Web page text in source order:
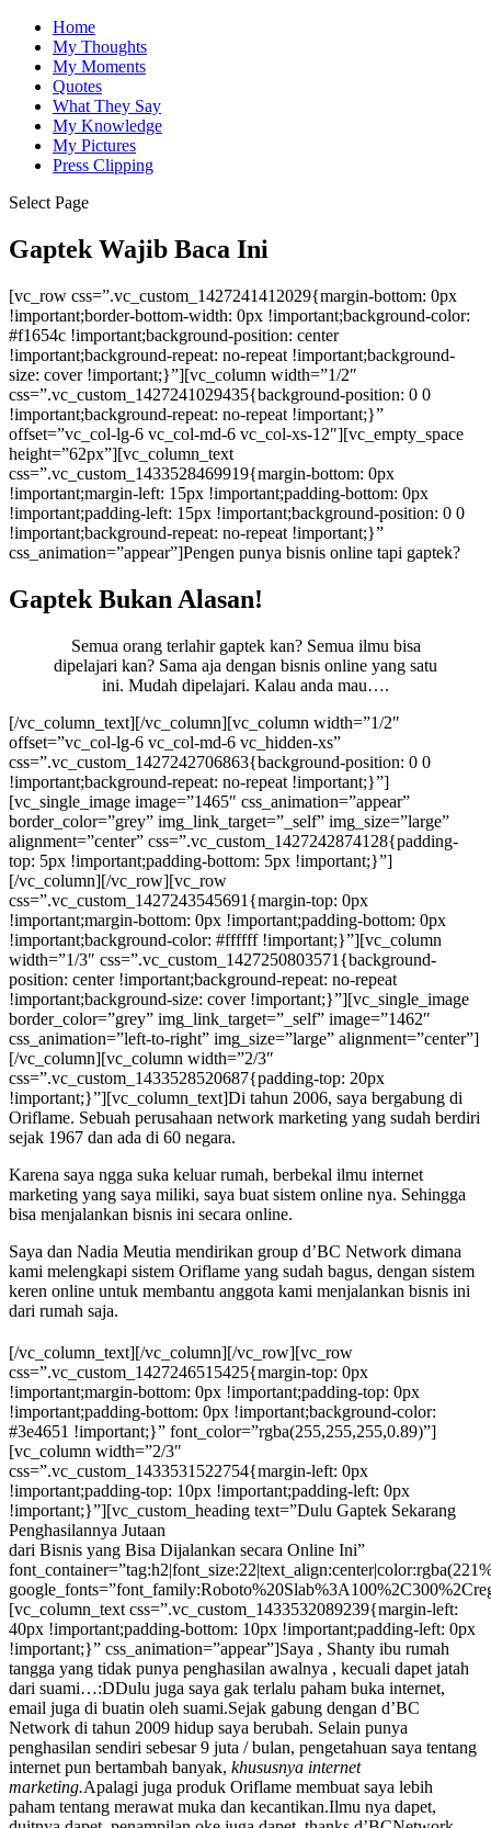
Home
My Thoughts
My Moments
Quotes
What They Say
My Knowledge
My Pictures
Press Clipping
Select Page
Gaptek Wajib Baca Ini
[vc_row css=”.vc_custom_1427241412029{margin-bottom: 0px
!important;border-bottom-width: 0px !important;background-color:
#f1654c !important;background-position: center
!important;background-repeat: no-repeat !important;background-
size: cover !important;}”][vc_column width=”1/2″
css=”.vc_custom_1427241029435{background-position: 0 0
!important;background-repeat: no-repeat !important;}”
offset=”vc_col-lg-6 vc_col-md-6 vc_col-xs-12″][vc_empty_space
height=”62px”][vc_column_text
css=”.vc_custom_1433528469919{margin-bottom: 0px
!important;margin-left: 15px !important;padding-bottom: 0px
!important;padding-left: 15px !important;background-position: 0 0
!important;background-repeat: no-repeat !important;}”
css_animation=”appear”]Pengen punya bisnis online tapi gaptek?
Gaptek Bukan Alasan!
Semua orang terlahir gaptek kan? Semua ilmu bisa
dipelajari kan? Sama aja dengan bisnis online yang satu
ini. Mudah dipelajari. Kalau anda mau….
[/vc_column_text][/vc_column][vc_column width=”1/2″
offset=”vc_col-lg-6 vc_col-md-6 vc_hidden-xs”
css=”.vc_custom_1427242706863{background-position: 0 0
!important;background-repeat: no-repeat !important;}”]
[vc_single_image image=”1465″ css_animation=”appear”
border_color=”grey” img_link_target=”_self” img_size=”large”
alignment=”center” css=”.vc_custom_1427242874128{padding-
top: 5px !important;padding-bottom: 5px !important;}”]
[/vc_column][/vc_row][vc_row
css=”.vc_custom_1427243545691{margin-top: 0px
!important;margin-bottom: 0px !important;padding-bottom: 0px
!important;background-color: #ffffff !important;}”][vc_column
width=”1/3″ css=”.vc_custom_1427250803571{background-
position: center !important;background-repeat: no-repeat
!important;background-size: cover !important;}”][vc_single_image
border_color=”grey” img_link_target=”_self” image=”1462″
css_animation=”left-to-right” img_size=”large” alignment=”center”]
[/vc_column][vc_column width=”2/3″
css=”.vc_custom_1433528520687{padding-top: 20px
!important;}”][vc_column_text]Di tahun 2006, saya bergabung di
Oriflame. Sebuah perusahaan network marketing yang sudah berdiri
sejak 1967 dan ada di 60 negara.
Karena saya ngga suka keluar rumah, berbekal ilmu internet
marketing yang saya miliki, saya buat sistem online nya. Sehingga
bisa menjalankan bisnis ini secara online.
Saya dan Nadia Meutia mendirikan group d’BC Network dimana
kami melengkapi sistem Oriflame yang sudah bagus, dengan sistem
keren online untuk membantu anggota kami menjalankan bisnis ini
dari rumah saja.
[/vc_column_text][/vc_column][/vc_row][vc_row
css=”.vc_custom_1427246515425{margin-top: 0px
!important;margin-bottom: 0px !important;padding-top: 0px
!important;padding-bottom: 0px !important;background-color:
#3e4651 !important;}” font_color=”rgba(255,255,255,0.89)”]
[vc_column width=”2/3″
css=”.vc_custom_1433531522754{margin-left: 0px
!important;padding-top: 10px !important;padding-left: 0px
!important;}”][vc_custom_heading text=”Dulu Gaptek Sekarang
Penghasilannya Jutaan
dari Bisnis yang Bisa Dijalankan secara Online Ini”
[vc_column_text css=”.vc_custom_1433532089239{margin-left:
40px !important;padding-bottom: 10px !important;padding-left: 0px
!important;}” css_animation=”appear”]Saya , Shanty ibu rumah
tangga yang tidak punya penghasilan awalnya , kecuali dapet jatah
dari suami…:DDulu juga saya gak terlalu paham buka internet,
email juga di buatin oleh suami.Sejak gabung dengan d’BC
Network di tahun 2009 hidup saya berubah. Selain punya
penghasilan sendiri sebesar 9 juta / bulan, pengetahuan saya tentang
internet pun bertambah banyak, khususnya internet
marketing.Apalagi juga produk Oriflame membuat saya lebih
paham tentang merawat muka dan kecantikan.Ilmu nya dapet,